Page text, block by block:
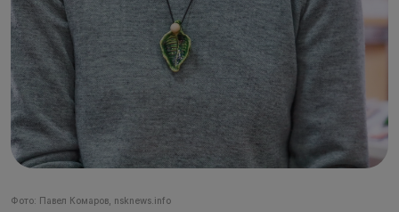
Фото: Павел Комаров, nsknews.info